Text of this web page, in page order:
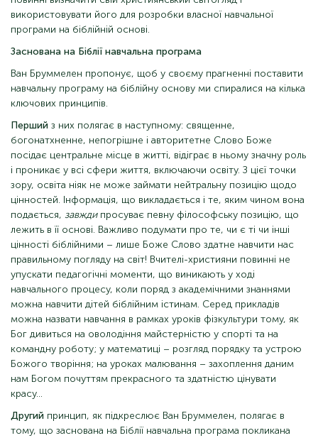
використовувати його для розробки власної навчальної
програми на біблійній основі.
Заснована на Біблії навчальна програма
Ван Бруммелен пропонує, щоб у своєму прагненні поставити
навчальну програму на біблійну основу ми спиралися на кілька
ключових принципів.
Перший з них полягає в наступному: священне,
богонатхненне, непогрішне і авторитетне Слово Боже
посідає центральне місце в житті, відіграє в ньому значну роль
і проникає у всі сфери життя, включаючи освіту. З цієї точки
зору, освіта ніяк не може займати нейтральну позицію щодо
цінностей. Інформація, що викладається і те, яким чином вона
подається, завждипросуває певну філософську позицію, що
лежить в її основі. Важливо подумати про те, чи є ті чи інші
цінності біблійними – лише Боже Слово здатне навчити нас
правильному погляду на світ! Вчителі-християни повинні не
упускати педагогічні моменти, що виникають у ході
навчального процесу, коли поряд з академічними знаннями
можна навчити дітей біблійним істинам. Серед прикладів
можна назвати навчання в рамках уроків фізкультури тому, як
Бог дивиться на оволодіння майстерністю у спорті та на
командну роботу; у математиці – розгляд порядку та устрою
Божого творіння; на уроках малювання – захоплення даним
нам Богом почуттям прекрасного та здатністю цінувати
красу...
Другий принцип, як підкреслює Ван Бруммелен, полягає в
тому, що заснована на Біблії навчальна програма покликана